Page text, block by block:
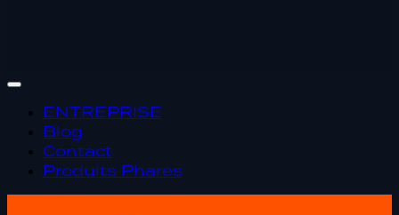
ENTREPRISE
Blog
Contact
Produits Phares